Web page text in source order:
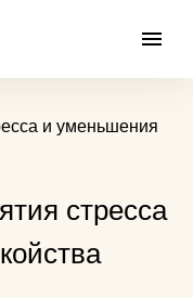
и уменьшения
стресса